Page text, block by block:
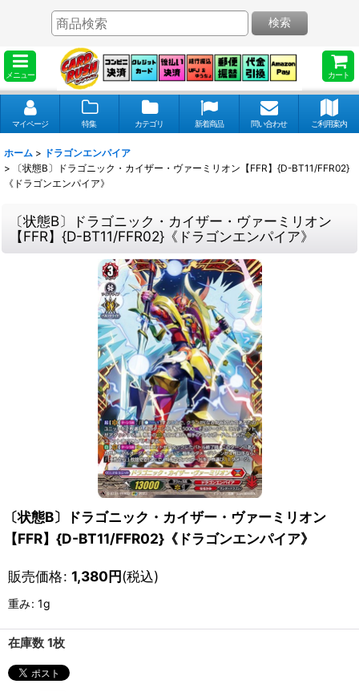
メニュー カート
検索
マイページ 特集 カテゴリ 新着商品 問い合わせ ご利用案内
ホーム > ドラゴンエンパイア
>
〔状態B〕ドラゴニック・カイザー・ヴァーミリオン【FFR】{D-BT11/FFR02}
《ドラゴンエンパイア》
〔状態B〕ドラゴニック・カイザー・ヴァーミリオン
【FFR】{D-BT11/FFR02}《ドラゴンエンパイア》
〔状態B〕ドラゴニック・カイザー・ヴァーミリオン
【FFR】{D-BT11/FFR02}《ドラゴンエンパイア》
販売価格: 1,380円(税込)
重み: 1g
在庫数 1枚